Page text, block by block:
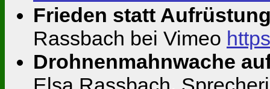
Frieden statt
Rassbach bei Vimeo
Drohnenmahnwache